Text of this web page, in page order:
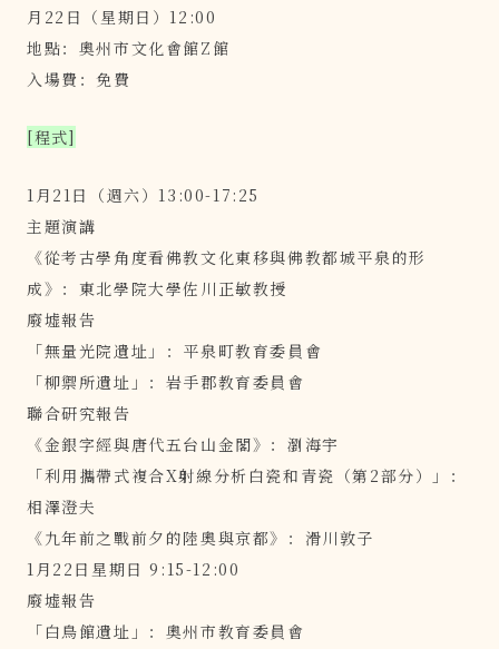
月22日（星期日）12:00
地點：奧州市文化會館Z館
入場費：免費
[程式]
1月21日（週六）13:00-17:25
主題演講
《從考古學角度看佛教文化東移與佛教都城平泉的形
成》：東北學院大學佐川正敏教授
廢墟報告
「無量光院遺址」：平泉町教育委員會
「柳禦所遺址」：岩手郡教育委員會
聯合研究報告
《金銀字經與唐代五台山金閣》：瀏海宇
「利用攜帶式複合X射線分析白瓷和青瓷（第2部分）」：
相澤澄夫
《九年前之戰前夕的陸奧與京都》：滑川敦子
1月22日星期日 9:15-12:00
廢墟報告
「白鳥館遺址」：奧州市教育委員會